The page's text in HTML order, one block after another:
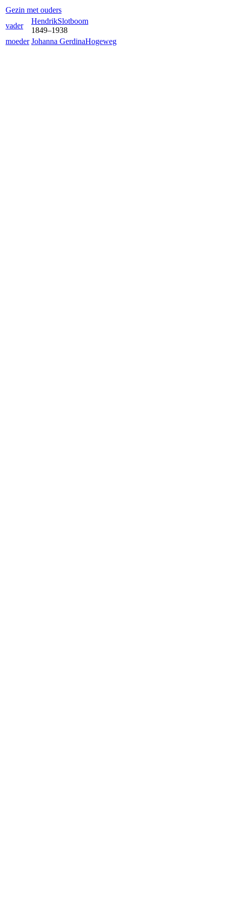
Gezin met ouders
vader
HendrikSlotboom
1849–1938
moeder Johanna GerdinaHogeweg